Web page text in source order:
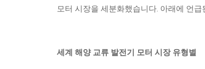
모터 시장을 세분화했습니다. 아래에 언
세계 해양 교류 발전기 모터 시장 유형별